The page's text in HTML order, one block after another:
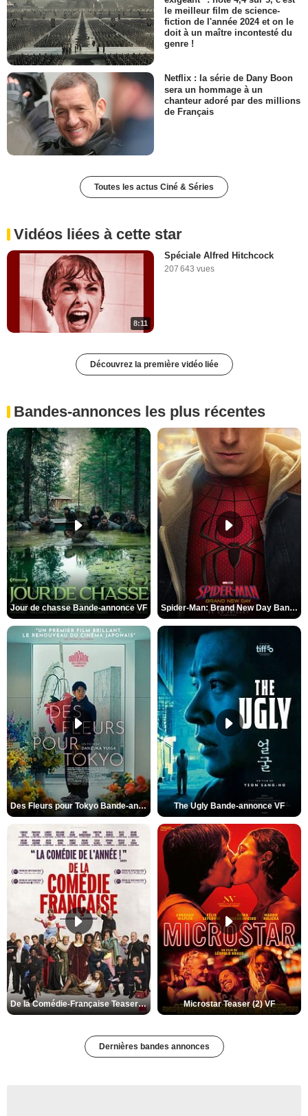
le meilleur film de science-
fiction de l'année 2024 et on le
doit à un maître incontesté du
genre !
Netflix : la série de Dany Boon
sera un hommage à un
chanteur adoré par des millions
de Français
Toutes les actus Ciné & Séries
Vidéos liées à cette star
8:11
Spéciale Alfred Hitchcock
207 643 vues
Découvrez la première vidéo liée
Bandes-annonces les plus récentes
Jour de chasse Bande-annonce VF Spider-Man: Brand New Day Bande-annonce (3) VO STFR
Des Fleurs pour Tokyo Bande-annonce VO STFR The Ugly Bande-annonce VF
De la Comédie-Française Teaser (3) VF Microstar Teaser (2) VF
Dernières bandes annonces